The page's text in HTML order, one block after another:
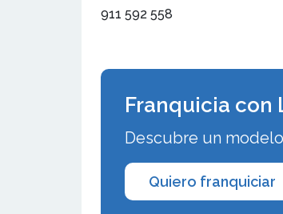
911 592 558
Franquicia con
Descubre un
Quiero franquiciar